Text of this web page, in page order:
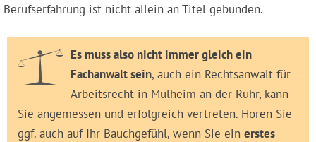
Berufserfahrung ist nicht allein an Titel gebunden.
Es muss also nicht immer gleich ein
Fachanwalt sein, auch ein Rechtsanwalt für
Arbeitsrecht in Mülheim an der Ruhr, kann
Sie angemessen und erfolgreich vertreten. Hören Sie
ggf. auch auf Ihr Bauchgefühl, wenn Sie ein erstes